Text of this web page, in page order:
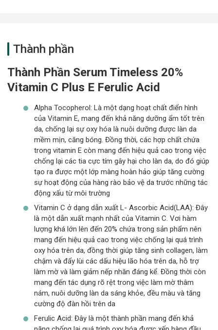
Thành phần
Thành Phần Serum Timeless 20%
Vitamin C Plus E Ferulic Acid
Alpha Tocopherol: Là một dạng hoạt chất điển hình
của Vitamin E, mang đến khả năng dưỡng ẩm tốt trên
da, chống lại sự oxy hóa là nuôi dưỡng được làn da
mềm mịn, căng bóng. Đồng thời, các hợp chất chứa
trong vitamin E còn mang đến hiệu quả cao trong việc
chống lại các tia cực tím gây hại cho làn da, do đó giúp
tạo ra được một lớp màng hoàn hảo giúp tăng cường
sự hoạt động của hàng rào bảo vệ da trước những tác
động xấu từ môi trường
Vitamin C ở dạng dẫn xuất L- Ascorbic Acid(LAA): Đây
là một dẫn xuất mạnh nhất của Vitamin C. Vơi hàm
lượng khá lớn lên đến 20% chứa trong sản phẩm nên
mang đến hiệu quả cao trong việc chống lại quá trình
oxy hóa trên da, đồng thời giúp tăng sinh collagen, làm
chậm và đẩy lùi các dấu hiệu lão hóa trên da, hỗ trợ
làm mờ và làm giảm nếp nhăn đáng kể. Đồng thời còn
mang đến tác dụng rõ rệt trong việc làm mờ thâm
nám, nuôi dưỡng làn da sáng khỏe, đều màu và tăng
cường độ đàn hồi trên da
Ferulic Acid: Đây là một thành phần mang đến khả